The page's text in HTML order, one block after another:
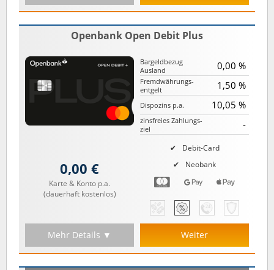
Openbank Open Debit Plus
Debit-Card
Neobank
Bargeld­bezug
Ausland
0,00 %
Fremd­währungs­
entgelt
1,50 %
Dispozins p.a. 10,05 %
zinsfreies Zahlungs­
ziel
-
0,00 €
Karte & Konto p.a.
(dauerhaft kostenlos)
Mehr Details ▼ Weiter